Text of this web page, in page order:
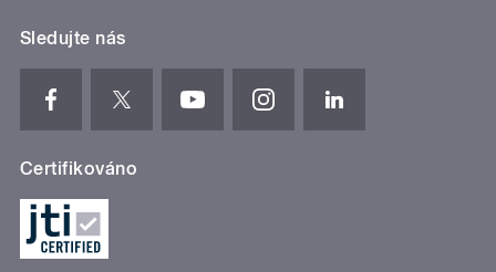
Sledujte nás
Certifikováno